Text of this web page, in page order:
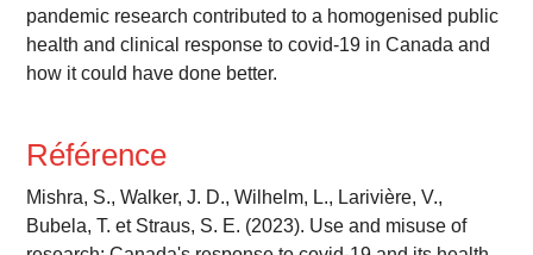
pandemic research contributed to a homogenised public
health and clinical response to covid-19 in Canada and
how it could have done better.
Référence
Mishra, S., Walker, J. D., Wilhelm, L., Larivière, V.,
Bubela, T. et Straus, S. E. (2023). Use and misuse of